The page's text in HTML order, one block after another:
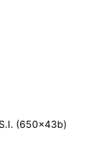
(650x43b)